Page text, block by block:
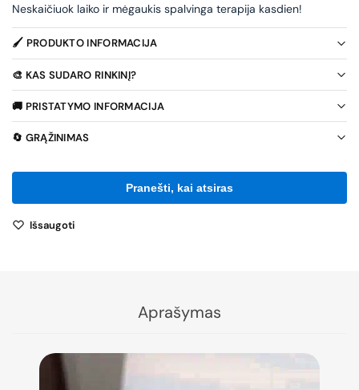
Neskaičiuok laiko ir mėgaukis spalvinga terapija kasdien!
🖌️ PRODUKTO INFORMACIJA
🎨 KAS SUDARO RINKINĮ?
🚚 PRISTATYMO INFORMACIJA
🔄 GRĄŽINIMAS
Išsaugoti
Aprašymas